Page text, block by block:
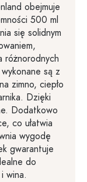
obejmuje
500 ml
się solidnym
różnorodnych
są z
zimno, ciepło
Dzięki
Dodatkowo
co ułatwia
wygodę
gwarantuje
do
wina.